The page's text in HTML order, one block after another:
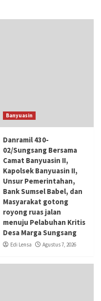
Banyuasin
Danramil 430-
02/Sungsang Bersama
Camat Banyuasin II,
Kapolsek Banyuasin II,
Unsur Pemerintahan,
Bank Sumsel Babel, dan
Masyarakat gotong
royong ruas jalan
menuju Pelabuhan Kritis
Desa Marga Sungsang
Edi Lensa Agustus 7, 2026